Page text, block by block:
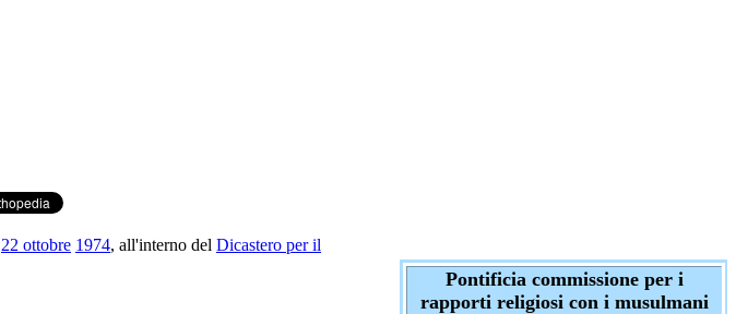
Pontificia commissione per i
rapporti religiosi con i musulmani
22 ottobre 1974, all'interno del Dicastero per il